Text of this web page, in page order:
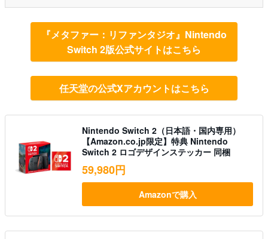
『メタファー：リファンタジオ』Nintendo
Switch 2版公式サイトはこちら
任天堂の公式Xアカウントはこちら
Nintendo Switch 2（日本語・国内専用）
【Amazon.co.jp限定】特典 Nintendo
Switch 2 ロゴデザインステッカー 同梱
59,980円
Amazonで購入